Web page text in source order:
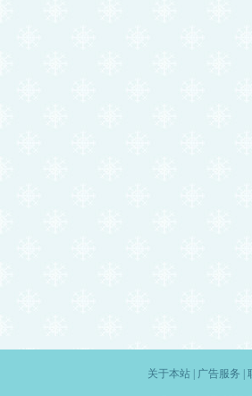
关于本站| 广告服务